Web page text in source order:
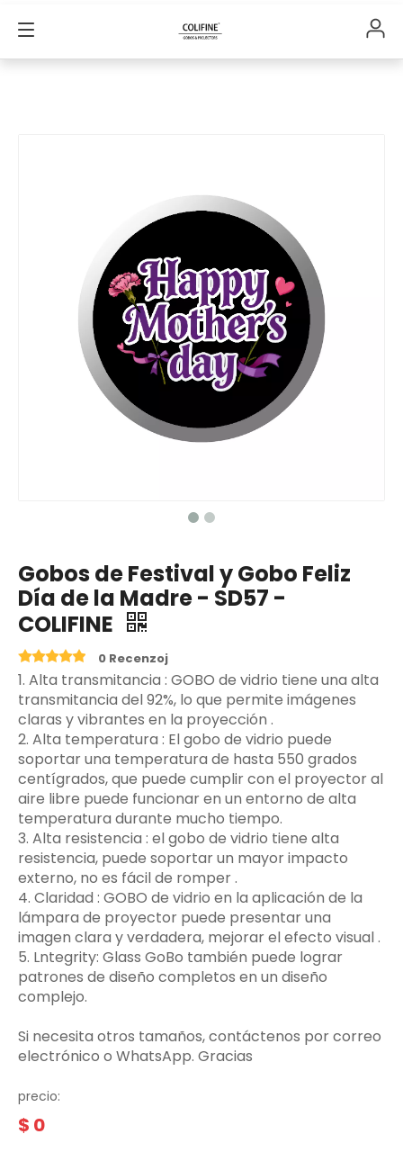
Gobos de Festival y Gobo Feliz
Día de la Madre - SD57 -
COLIFINE
0 Recenzoj
‌1. Alta transmitancia ‌: GOBO de vidrio tiene una alta
transmitancia del 92%, lo que permite imágenes
claras y vibrantes en la proyección ‌.
2. Alta temperatura ‌: El gobo de vidrio puede
soportar una temperatura de hasta 550 grados
centígrados, que puede cumplir con el proyector al
aire libre puede funcionar en un entorno de alta
temperatura durante mucho tiempo.
3.‌ Alta resistencia ‌: el gobo de vidrio tiene alta
resistencia, puede soportar un mayor impacto
externo, no es fácil de romper ‌.
4. Claridad ‌: GOBO de vidrio en la aplicación de la
lámpara de proyector puede presentar una
imagen clara y verdadera, mejorar el efecto visual ‌.
5. Lntegrity: Glass GoBo también puede lograr
patrones de diseño completos en un diseño
complejo.
Si necesita otros tamaños, contáctenos por correo
electrónico o WhatsApp. Gracias
precio:
$ 0